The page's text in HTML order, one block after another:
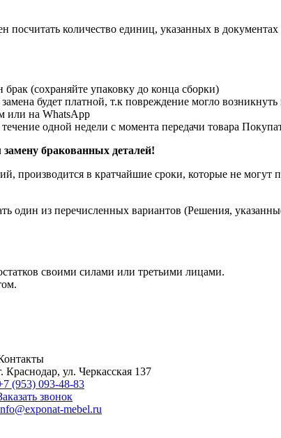
количество единиц, указанных в
(сохраняйте упаковку до конца сборки)
будет платной, т.к повреждение могло возникнуть
или на WhatsApp
одной недели с момента передачи товара
бракованных деталей!
производится в кратчайшие сроки, которые не могут
один из перечисленных вариантов (Решения,
своими силами или третьими лицами.
Краснодар, ул. Черкасская 137
(953) 093-48-83
звонок
mebel.ru